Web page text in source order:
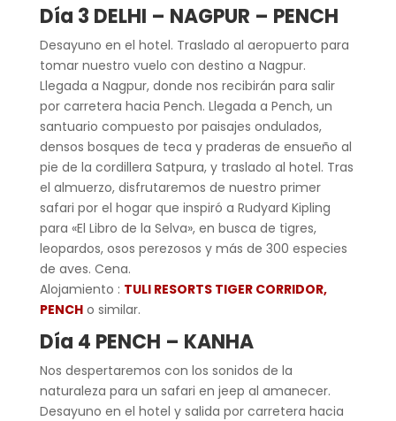
Día 3 DELHI – NAGPUR – PENCH
Desayuno en el hotel. Traslado al aeropuerto para
tomar nuestro vuelo con destino a Nagpur.
Llegada a Nagpur, donde nos recibirán para salir
por carretera hacia Pench. Llegada a Pench, un
santuario compuesto por paisajes ondulados,
densos bosques de teca y praderas de ensueño al
pie de la cordillera Satpura, y traslado al hotel. Tras
el almuerzo, disfrutaremos de nuestro primer
safari por el hogar que inspiró a Rudyard Kipling
para «El Libro de la Selva», en busca de tigres,
leopardos, osos perezosos y más de 300 especies
de aves. Cena.
Alojamiento : TULI RESORTS TIGER CORRIDOR,
PENCHo similar.
Día 4 PENCH – KANHA
Nos despertaremos con los sonidos de la
naturaleza para un safari en jeep al amanecer.
Desayuno en el hotel y salida por carretera hacia